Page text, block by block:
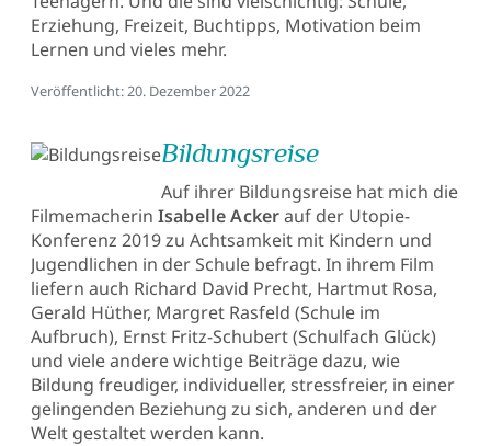
Erziehung, Freizeit, Buchtipps, Motivation beim
Lernen und vieles mehr.
Details
Veröffentlicht: 20. Dezember 2022
Bildungsreise
Auf ihrer Bildungsreise hat mich die
Filmemacherin Isabelle Ackerauf der Utopie-
Konferenz 2019 zu Achtsamkeit mit Kindern und
Jugendlichen in der Schule befragt. In ihrem Film
liefern auch Richard David Precht, Hartmut Rosa,
Gerald Hüther, Margret Rasfeld (Schule im
Aufbruch), Ernst Fritz-Schubert (Schulfach Glück)
und viele andere wichtige Beiträge dazu, wie
Bildung freudiger, individueller, stressfreier, in einer
gelingenden Beziehung zu sich, anderen und der
Welt gestaltet werden kann.